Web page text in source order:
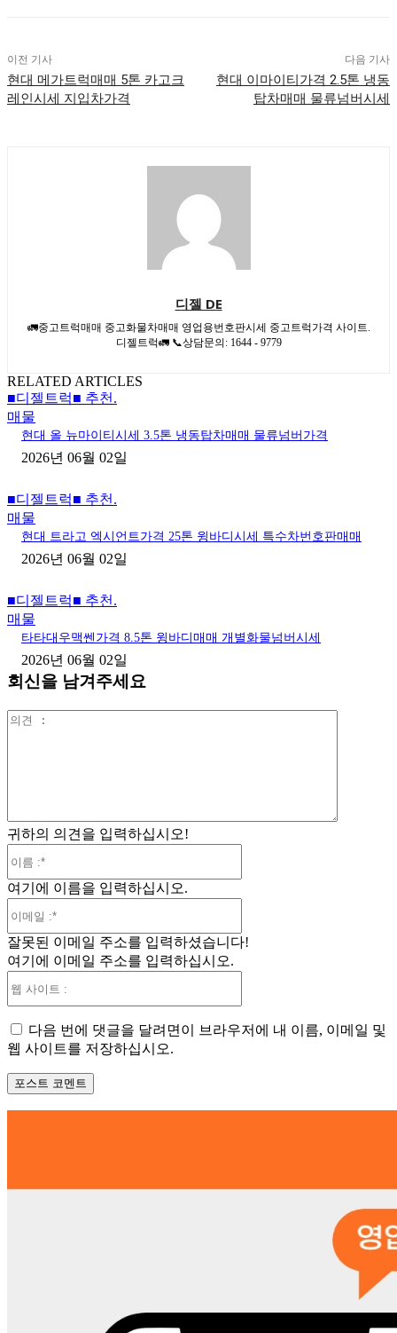
이전 기사
현대 메가트럭매매 5톤 카고크
레인시세 지입차가격
다음 기사
현대 이마이티가격 2.5톤 냉동
탑차매매 물류넘버시세
디젤 DE
🚛중고트럭매매 중고화물차매매 영업용번호판시세 중고트럭가격 사이트.
디젤트럭🚛 📞상담문의: 1644 - 9779
RELATED ARTICLES
■디젤트럭■ 추천.
매물
현대 올 뉴마이티시세 3.5톤 냉동탑차매매 물류넘버가격
2026년 06월 02일
■디젤트럭■ 추천.
매물
현대 트라고 엑시언트가격 25톤 윙바디시세 특수차번호판매매
2026년 06월 02일
■디젤트럭■ 추천.
매물
타타대우맥쎈가격 8.5톤 윙바디매매 개별화물넘버시세
2026년 06월 02일
회신을 남겨주세요
귀하의 의견을 입력하십시오!
여기에 이름을 입력하십시오.
일
잘못된 이메일 주소를 입력하셨습니다!
여기에 이메일 주소를 입력하십시오.
트
다음 번에 댓글을 달려면이 브라우저에 내 이름, 이메일 및
웹 사이트를 저장하십시오.